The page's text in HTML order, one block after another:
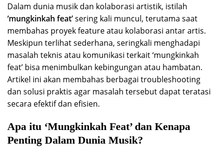
Dalam dunia musik dan kolaborasi artistik, istilah
‘mungkinkah feat’sering kali muncul, terutama saat
membahas proyek feature atau kolaborasi antar artis.
Meskipun terlihat sederhana, seringkali menghadapi
masalah teknis atau komunikasi terkait ‘mungkinkah
feat’ bisa menimbulkan kebingungan atau hambatan.
Artikel ini akan membahas berbagai troubleshooting
dan solusi praktis agar masalah tersebut dapat teratasi
secara efektif dan efisien.
Apa itu ‘Mungkinkah Feat’ dan Kenapa
Penting Dalam Dunia Musik?